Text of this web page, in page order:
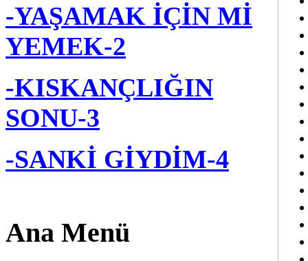
-YAŞAMAK İÇİN Mİ
YEMEK-2
-KISKANÇLIĞIN
SONU-3
-SANKİ GİYDİM-4
Ana Menü